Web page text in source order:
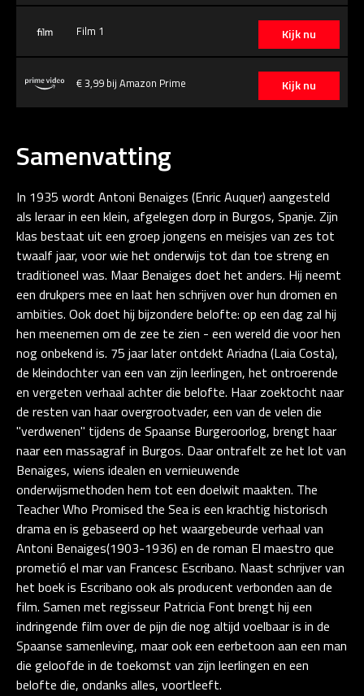
Kijk nu
Film 1
Kijk nu
€ 3,99 bij Amazon Prime
Samenvatting
In 1935 wordt Antoni Benaiges (Enric Auquer) aangesteld
als leraar in een klein, afgelegen dorp in Burgos, Spanje. Zijn
klas bestaat uit een groep jongens en meisjes van zes tot
twaalf jaar, voor wie het onderwijs tot dan toe streng en
traditioneel was. Maar Benaiges doet het anders. Hij neemt
een drukpers mee en laat hen schrijven over hun dromen en
ambities. Ook doet hij bijzondere belofte: op een dag zal hij
hen meenemen om de zee te zien - een wereld die voor hen
nog onbekend is. 75 jaar later ontdekt Ariadna (Laia Costa),
de kleindochter van een van zijn leerlingen, het ontroerende
en vergeten verhaal achter die belofte. Haar zoektocht naar
de resten van haar overgrootvader, een van de velen die
"verdwenen" tijdens de Spaanse Burgeroorlog, brengt haar
naar een massagraf in Burgos. Daar ontrafelt ze het lot van
Benaiges, wiens idealen en vernieuwende
onderwijsmethoden hem tot een doelwit maakten. The
Teacher Who Promised the Sea is een krachtig historisch
drama en is gebaseerd op het waargebeurde verhaal van
Antoni Benaiges(1903-1936) en de roman El maestro que
prometió el mar van Francesc Escribano. Naast schrijver van
het boek is Escribano ook als producent verbonden aan de
film. Samen met regisseur Patricia Font brengt hij een
indringende film over de pijn die nog altijd voelbaar is in de
Spaanse samenleving, maar ook een eerbetoon aan een man
die geloofde in de toekomst van zijn leerlingen en een
belofte die, ondanks alles, voortleeft.